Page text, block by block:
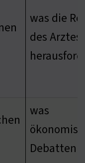
was die
des Arztes
was
Debatten